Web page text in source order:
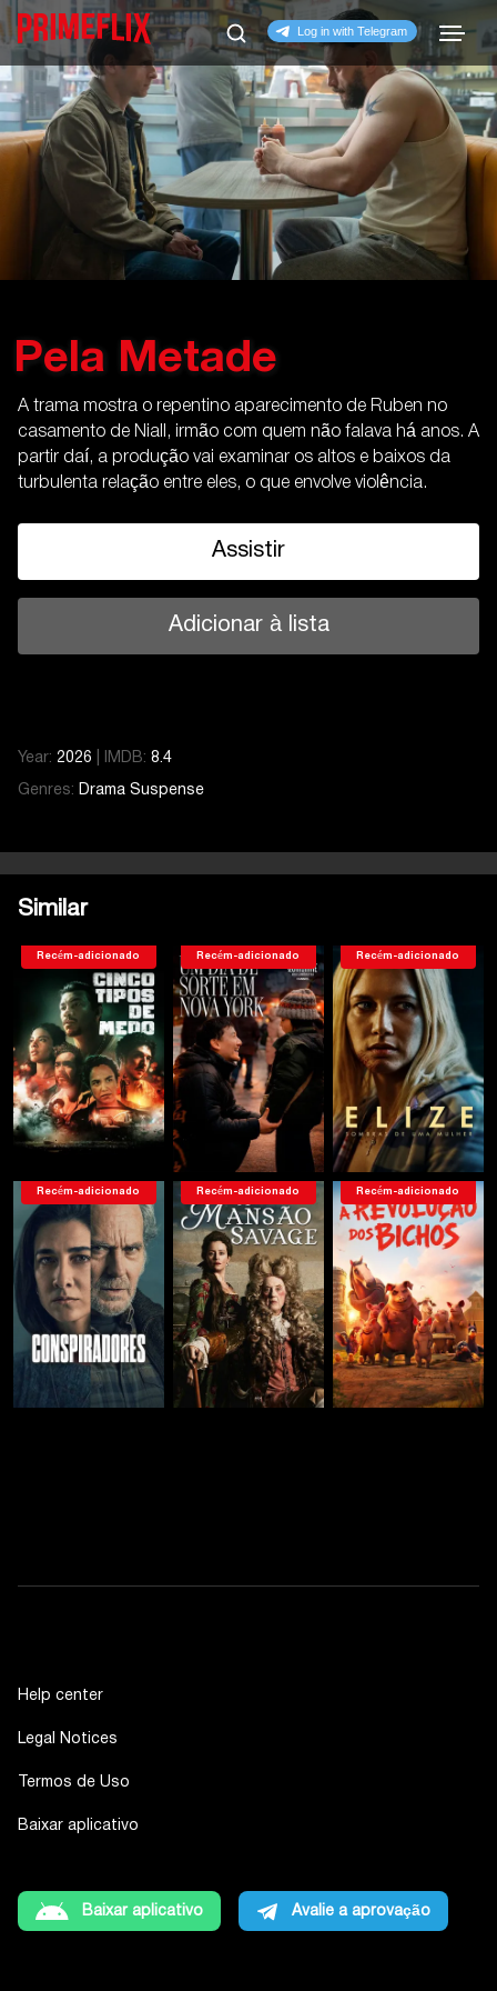
Pela Metade
A trama mostra o repentino aparecimento de Ruben no
casamento de Niall, irmão com quem não falava há anos. A
partir daí, a produção vai examinar os altos e baixos da
turbulenta relação entre eles, o que envolve violência.
Assistir
Adicionar à lista
Year: 2026 IMDB: 8.4
Genres: Drama Suspense
Serie 1
Serie 4
Serie 5
Serie 6
Temporada 1
Similar
Recém-adicionado Recém-adicionado Recém-adicionado
Recém-adicionado Recém-adicionado Recém-adicionado
Help center
Legal Notices
Termos de Uso
Baixar aplicativo
Baixar aplicativo Avalie a aprovação